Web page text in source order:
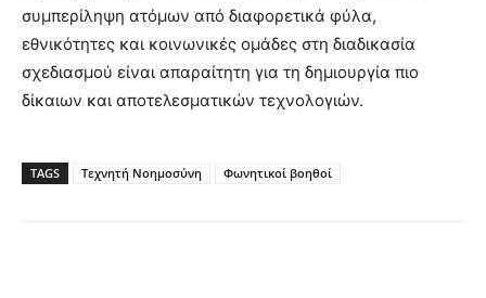
συμπερίληψη ατόμων από διαφορετικά φύλα,
εθνικότητες και κοινωνικές ομάδες στη διαδικασία
σχεδιασμού είναι απαραίτητη για τη δημιουργία πιο
δίκαιων και αποτελεσματικών τεχνολογιών.
TAGS Τεχνητή Νοημοσύνη Φωνητικοί βοηθοί